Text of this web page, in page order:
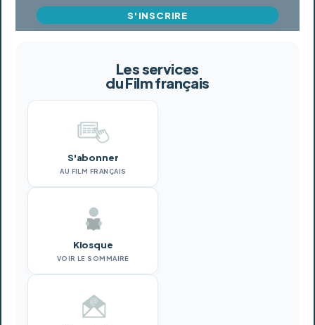
S'INSCRIRE
Les services
du Film français
S'abonner
AU FILM FRANÇAIS
Kiosque
VOIR LE SOMMAIRE